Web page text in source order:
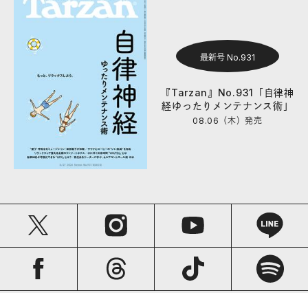
最新号 No.931
『Tarzan』No.931「自律神
経ゆったりメンテナンス術」
08.06（木）発売